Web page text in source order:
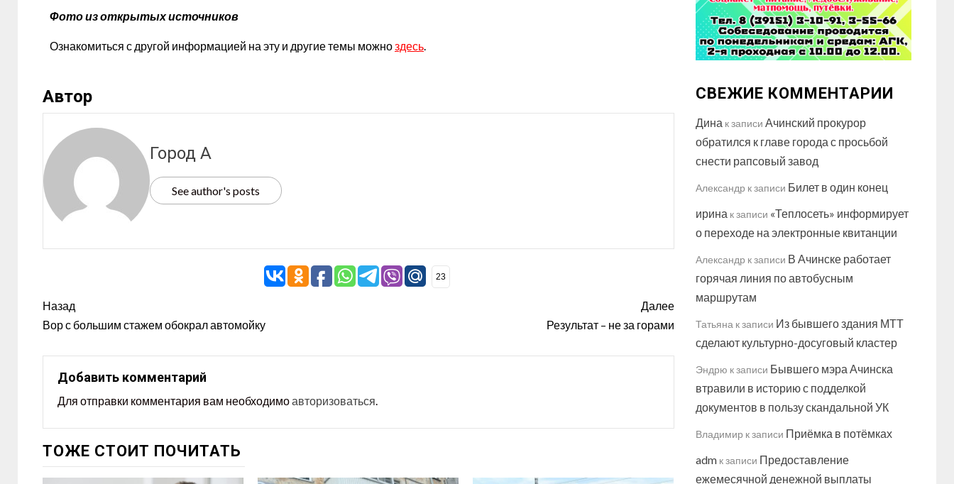
Фото из открытых источников
Ознакомиться с другой информацией на эту и другие темы можноздесь.
Автор
Город А
See author's posts
23
Назад
Вор с большим стажем обокрал автомойку
Далее
Результат – не за горами
Добавить комментарий
Для отправки комментария вам необходимоавторизоваться.
ТОЖЕ СТОИТ ПОЧИТАТЬ
СВЕЖИЕ КОММЕНТАРИИ
Динак записи Ачинский прокурор
обратился к главе города с просьбой
снести рапсовый завод
Александр к записи Билет в один конец
иринак записи «Теплосеть» информирует
о переходе на электронные квитанции
Александр к записи В Ачинске работает
горячая линия по автобусным
маршрутам
Татьянак записи Из бывшего здания МТТ
сделают культурно-досуговый кластер
Эндрю к записи Бывшего мэра Ачинска
втравили в историю с подделкой
документов в пользу скандальной УК
Владимир к записи Приёмка в потёмках
admк записи Предоставление
ежемесячной денежной выплаты